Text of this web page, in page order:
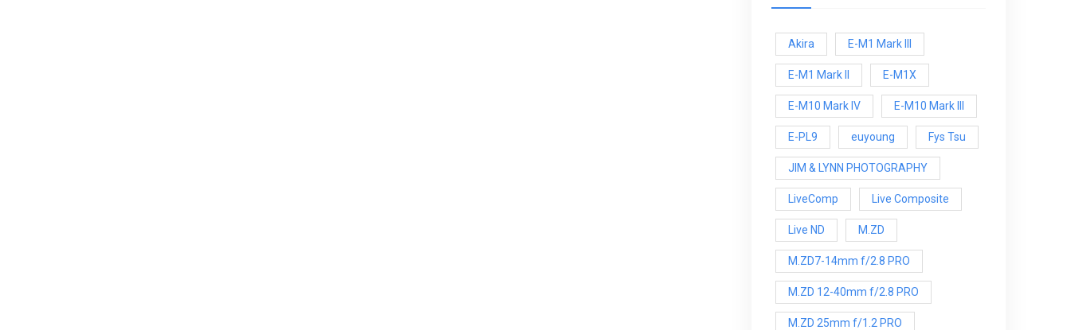
Akira E-M1 Mark III
E-M1 Mark ll E-M1X
E-M10 Mark IV E-M10 Mark lll
E-PL9 euyoung Fys Tsu
JIM & LYNN PHOTOGRAPHY
LiveComp Live Composite
Live ND M.ZD
M.ZD7-14mm f/2.8 PRO
M.ZD 12-40mm f/2.8 PRO
M.ZD 25mm f/1.2 PRO